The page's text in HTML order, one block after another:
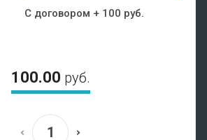
100.00 руб.
С договором + 100 руб.